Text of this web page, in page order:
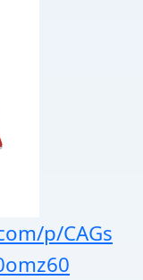
p/CAGs